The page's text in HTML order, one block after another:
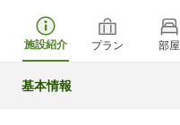
施設紹介 プラン 部屋
基本情報